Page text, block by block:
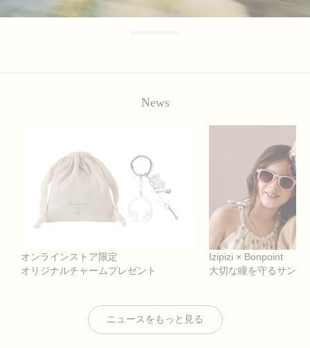
News
オンラインストア限定
オリジナルチャームプレゼント
Izipizi × Bonpoint
大切な瞳を守るサング
ニュースをもっと見る